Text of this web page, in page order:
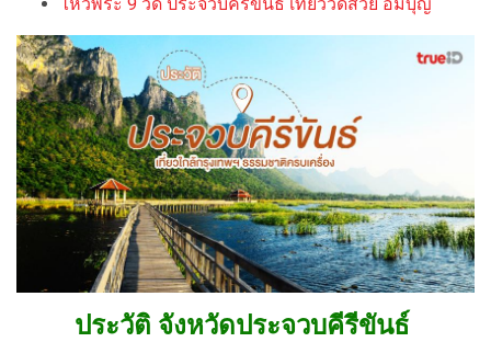
ประวัติ จังหวัดประจวบคีรีขันธ์